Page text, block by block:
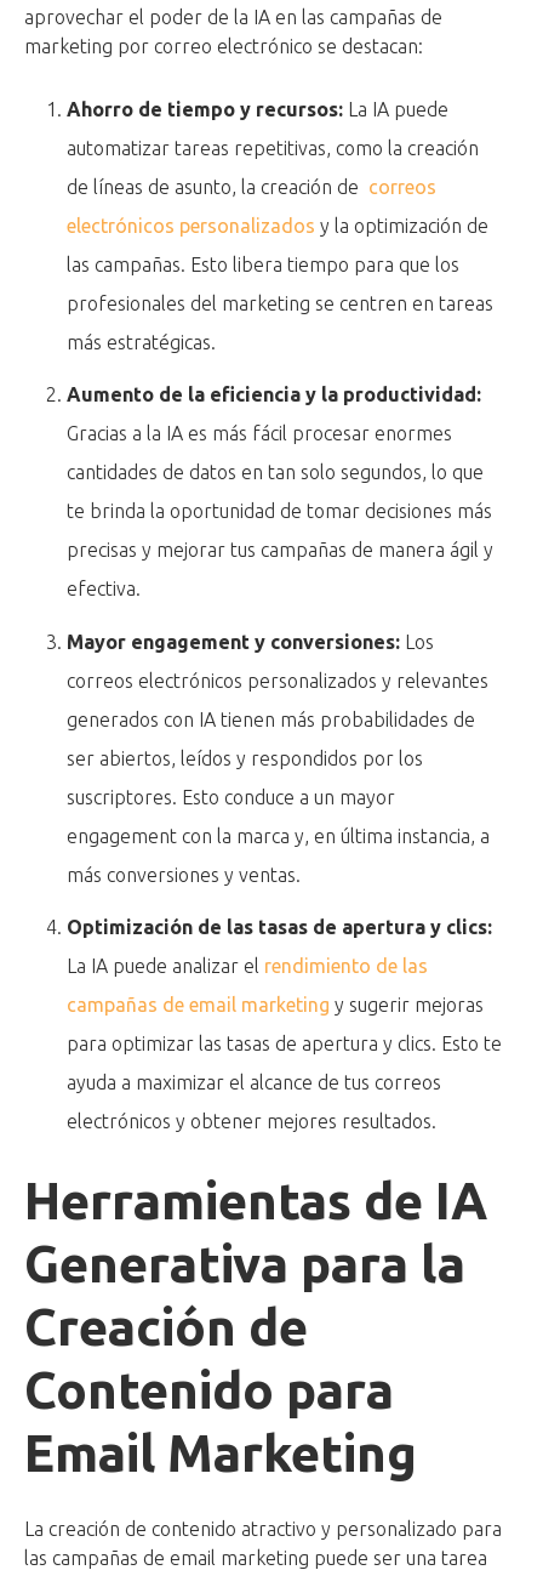
aprovechar el poder de la IA en las campañas de
marketing por correo electrónico se destacan:
Ahorro de tiempo y recursos: La IA puede
automatizar tareas repetitivas, como la creación
de líneas de asunto, la creación de correos
electrónicos personalizados y la optimización de
las campañas. Esto libera tiempo para que los
profesionales del marketing se centren en tareas
más estratégicas.
Aumento de la eficiencia y la productividad:
Gracias a la IA es más fácil procesar enormes
cantidades de datos en tan solo segundos, lo que
te brinda la oportunidad de tomar decisiones más
precisas y mejorar tus campañas de manera ágil y
efectiva.
Mayor engagement y conversiones: Los
correos electrónicos personalizados y relevantes
generados con IA tienen más probabilidades de
ser abiertos, leídos y respondidos por los
suscriptores. Esto conduce a un mayor
engagement con la marca y, en última instancia, a
más conversiones y ventas.
Optimización de las tasas de apertura y clics:
La IA puede analizar el rendimiento de las
campañas de email marketing y sugerir mejoras
para optimizar las tasas de apertura y clics. Esto te
ayuda a maximizar el alcance de tus correos
electrónicos y obtener mejores resultados.
Herramientas de IA
Generativa para la
Creación de
Contenido para
Email Marketing
La creación de contenido atractivo y personalizado para
las campañas de email marketing puede ser una tarea